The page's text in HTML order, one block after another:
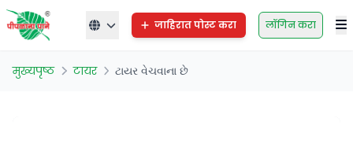
जाहिरात पोस्ट करा लॉगिन करा
मुख्यपृष्ठ टायर ટાયર વેચવાના છે